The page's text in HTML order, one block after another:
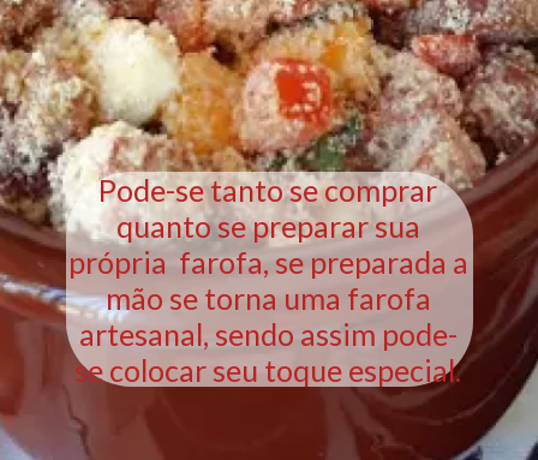
Pode-se tanto se comprar
quanto se preparar sua
própria farofa, se preparada a
mão se torna uma farofa
artesanal, sendo assim pode-
se colocar seu toque especial.